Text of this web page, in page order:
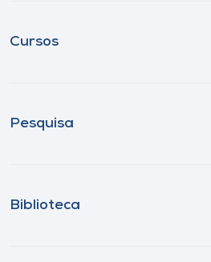
Cursos
Pesquisa
Biblioteca